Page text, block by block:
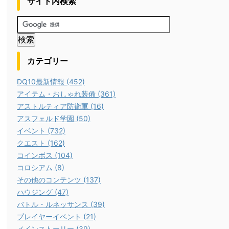
カテゴリー
DQ10最新情報 (452)
アイテム・おしゃれ装備 (361)
アストルティア防衛軍 (16)
アスフェルド学園 (50)
イベント (732)
クエスト (162)
コインボス (104)
コロシアム (8)
その他のコンテンツ (137)
ハウジング (47)
バトル・ルネッサンス (39)
プレイヤーイベント (21)